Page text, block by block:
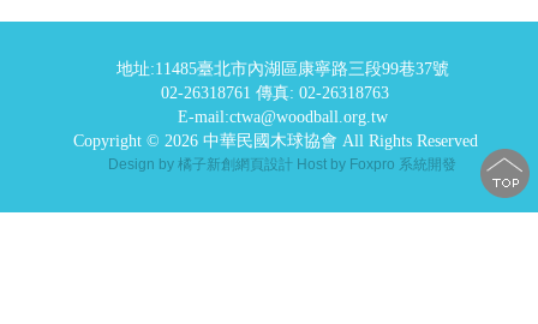
地址:11485臺北市內湖區康寧路三段99巷37號
02-26318761 傳真: 02-26318763
E-mail:ctwa@woodball.org.tw
Copyright © 2026 中華民國木球協會 All Rights Reserved
Design by 橘子新創網頁設計 Host by Foxpro 系統開發